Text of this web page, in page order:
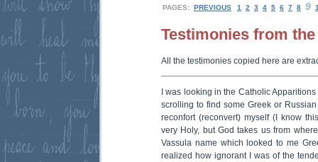
PAGES: PREVIOUS 1 2 3 4 5 6 7 8 9
Testimonies from
All the testimonies copied here are
I was looking in the Catholic
scrolling to find some Greek or
reconfort (reconvert) myself (I know
very Holy, but God takes us from
Vassula name which looked to me
realized how ignorant I was of the